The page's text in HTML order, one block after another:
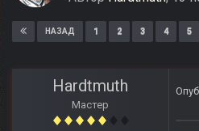
НАЗАД 1 2 3 4 5
Hardtmuth
Мастер